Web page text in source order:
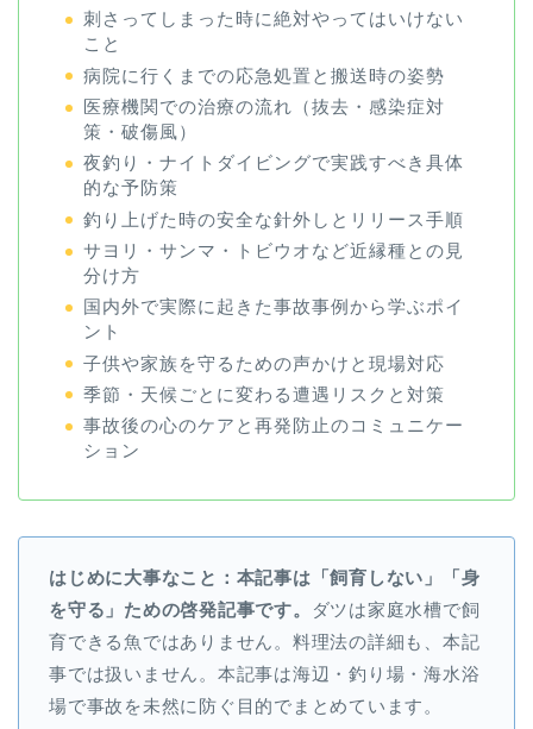
刺さってしまった時に絶対やってはいけない
こと
病院に行くまでの応急処置と搬送時の姿勢
医療機関での治療の流れ（抜去・感染症対
策・破傷風）
夜釣り・ナイトダイビングで実践すべき具体
的な予防策
釣り上げた時の安全な針外しとリリース手順
サヨリ・サンマ・トビウオなど近縁種との見
分け方
国内外で実際に起きた事故事例から学ぶポイ
ント
子供や家族を守るための声かけと現場対応
季節・天候ごとに変わる遭遇リスクと対策
事故後の心のケアと再発防止のコミュニケー
ション
はじめに大事なこと：本記事は「飼育しない」「身
を守る」ための啓発記事です。
ダツは家庭水槽で飼
育できる魚ではありません。料理法の詳細も、本記
事では扱いません。本記事は海辺・釣り場・海水浴
場で事故を未然に防ぐ目的でまとめています。